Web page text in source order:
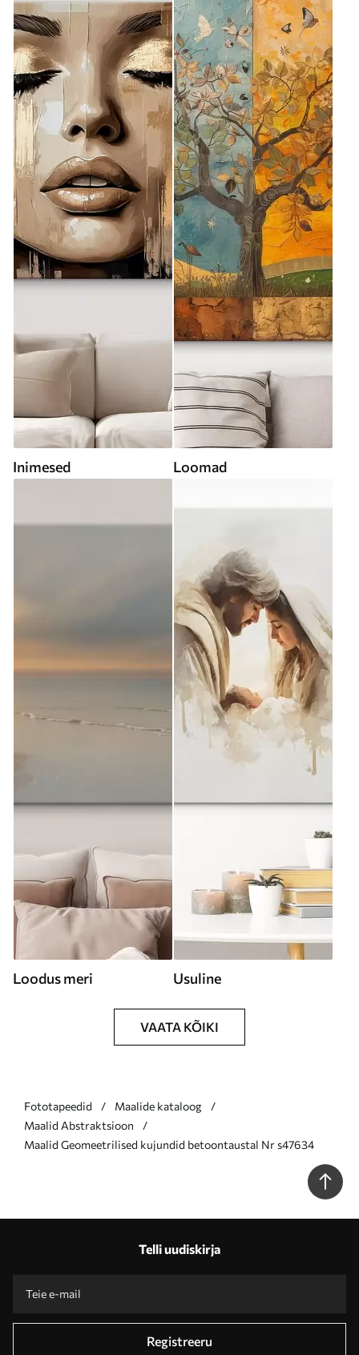
Inimesed Loomad
Loodus meri Usuline
VAATA KÕIKI
Fototapeedid
Maalide kataloog
Maalid Abstraktsioon
Maalid Geomeetrilised kujundid betoontaustal Nr s47634
Telli uudiskirja
Registreeru